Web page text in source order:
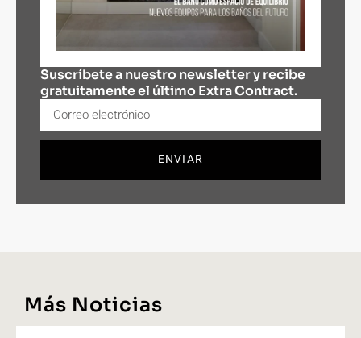
Suscríbete a nuestro newsletter y recibe
gratuitamente el último Extra Contract.
ENVIAR
Más Noticias